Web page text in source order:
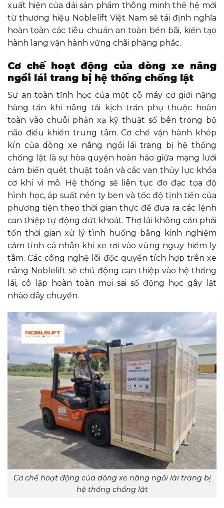
xuất hiện của dải sản phẩm thông minh thế hệ mới
từ thương hiệu Noblelift Việt Nam sẽ tái định nghĩa
hoàn toàn các tiêu chuẩn an toàn bến bãi, kiến tạo
hành lang vận hành vững chãi phăng phắc.
Cơ chế hoạt động của dòng xe nâng
ngồi lái trang bị hệ thống chống lật
Sự an toàn tĩnh học của một cỗ máy cơ giới nặng
hàng tấn khi nâng tải kịch trần phụ thuộc hoàn
toàn vào chuỗi phản xạ kỹ thuật số bên trong bộ
não điều khiển trung tâm. Cơ chế vận hành khép
kín của dòng xe nâng ngồi lái trang bị hệ thống
chống lật là sự hòa quyện hoàn hảo giữa mạng lưới
cảm biến quét thuật toán và các van thủy lực khóa
cơ khí vi mô. Hệ thống sẽ liên tục đo đạc tọa độ
hình học, áp suất nén ty ben và tốc độ tịnh tiến của
phương tiện theo thời gian thực để đưa ra các lệnh
can thiệp tự động dứt khoát. Thợ lái không cần phải
tốn thời gian xử lý tình huống bằng kinh nghiệm
cảm tính cá nhân khi xe rơi vào vùng nguy hiểm ly
tâm. Các công nghệ lõi độc quyền tích hợp trên xe
nâng Noblelift sẽ chủ động can thiệp vào hệ thống
lái, cô lập hoàn toàn mọi sai số động học gây lật
nhào dây chuyền.
Cơ chế hoạt động của dòng xe nâng ngồi lái trang bị
hệ thống chống lật